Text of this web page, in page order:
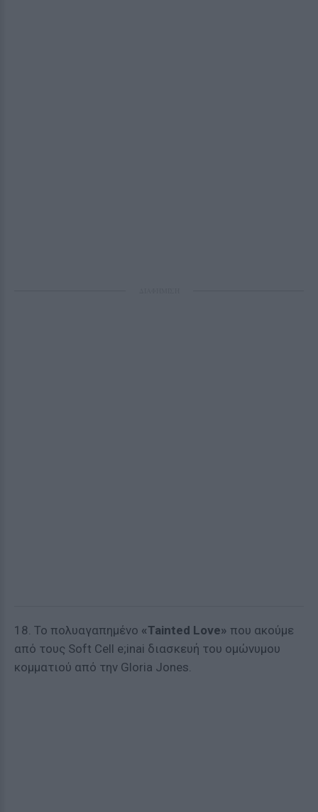
18. Το πολυαγαπημένο «Tainted Love» που ακούμε
από τους Soft Cell e;inai διασκευή του ομώνυμου
κομματιού από την Gloria Jones.